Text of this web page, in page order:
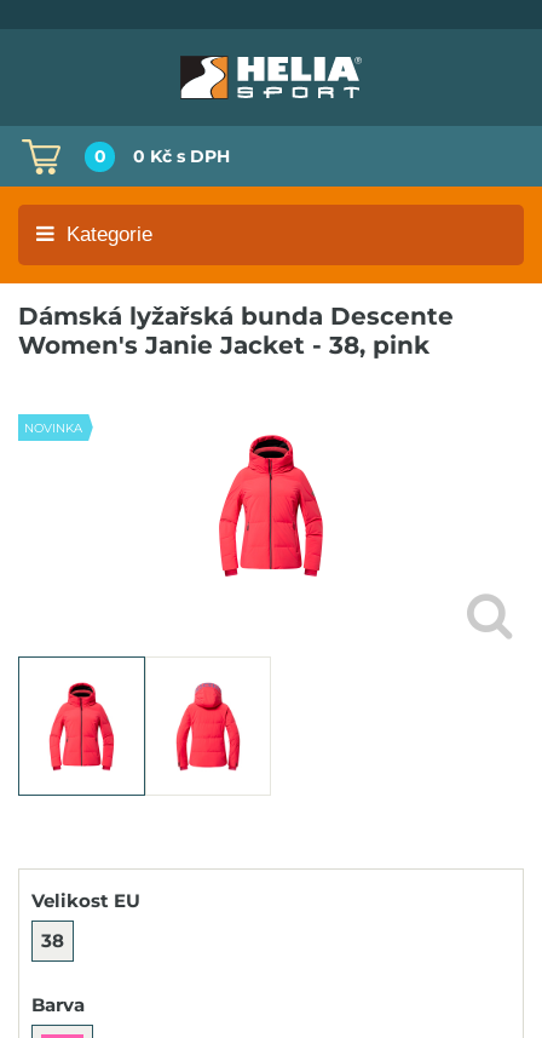
0 0 Kč s DPH
Kategorie
Dámská lyžařská bunda Descente
Women's Janie Jacket - 38, pink
NOVINKA
Velikost EU
38
Barva